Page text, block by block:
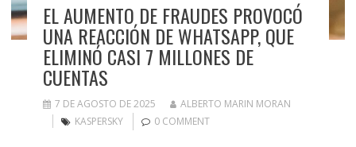
EL AUMENTO DE FRAUDES PROVOCÓ
UNA REACCIÓN DE WHATSAPP, QUE
ELIMINÓ CASI 7 MILLONES DE
CUENTAS
7 DE AGOSTO DE 2025
ALBERTO MARIN MORAN
KASPERSKY
0 COMMENT